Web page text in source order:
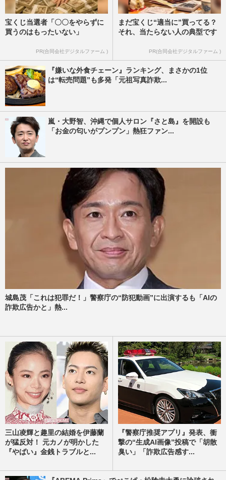
宝くじ当選者「〇〇をやらずに
買うのはもったいない」
PR(合同会社デジタルファーム )
まだ宝くじ“適当に”買ってる？
それ、当たらない人の典型です
PR(合同会社デジタルファーム )
『嫌いな外食チェーン』ランキング、まさかの1位
は“転売問題”も多発「元祖写真詐欺...
嵐・大野智、沖縄で個人サロン『さと島』を開設も
「お金の匂いがプンプン」熱狂ファン...
城島茂「これは犯罪だ！」警察庁の“防犯動画”に出演するも「AIの
詐欺広告かと」熱...
三山凌輝と趣里の結婚を伊藤蘭
が猛反対！ 元カノが明かした
『やばい』金銭トラブルと...
『警察庁推奨アプリ』発表、衝
撃の“生成AI画像”投稿で「胡散
臭い」「詐欺広告感す...